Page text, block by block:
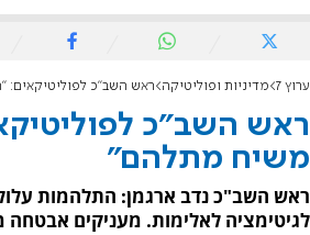
ערוץ 7 מדיניות ופוליטיקה ראש השב"כ לפוליטיקאים:
ראש השב"כ
משיח מתלהם"
ראש השב"כ נדב ארגמן: התלהמות
לגיטימציה לאלימות. מעניקים אבטחה